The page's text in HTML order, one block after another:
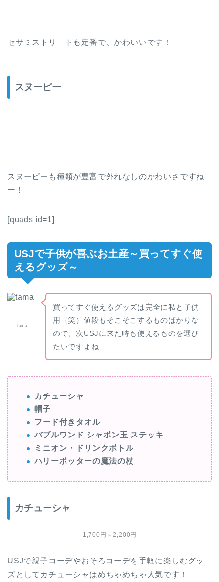
セサミストリートも定番で、かわいいです！
スヌーピー
スヌーピーも種類が豊富で外れなしのかわいさですね
ー！
[quads id=1]
USJで子供が喜ぶお土産～買ってすぐ使
えるグッズ～
tama
買ってすぐ使えるグッズは完全に私と子供
用（笑）値段もそこそこするものばかりな
ので、次USJに来た時も使えるものを選び
たいですよね
カチューシャ
帽子
フード付きタオル
バブルワンド シャボン玉 ステッキ
ミニオン・ドリンクボトル
ハリーポッターの魔法の杖
カチューシャ
1,700円～2,200円
USJで親子コーデやおそろコーデを手軽に楽しむグッ
ズとしてカチューシャはめちゃめちゃ人気です！